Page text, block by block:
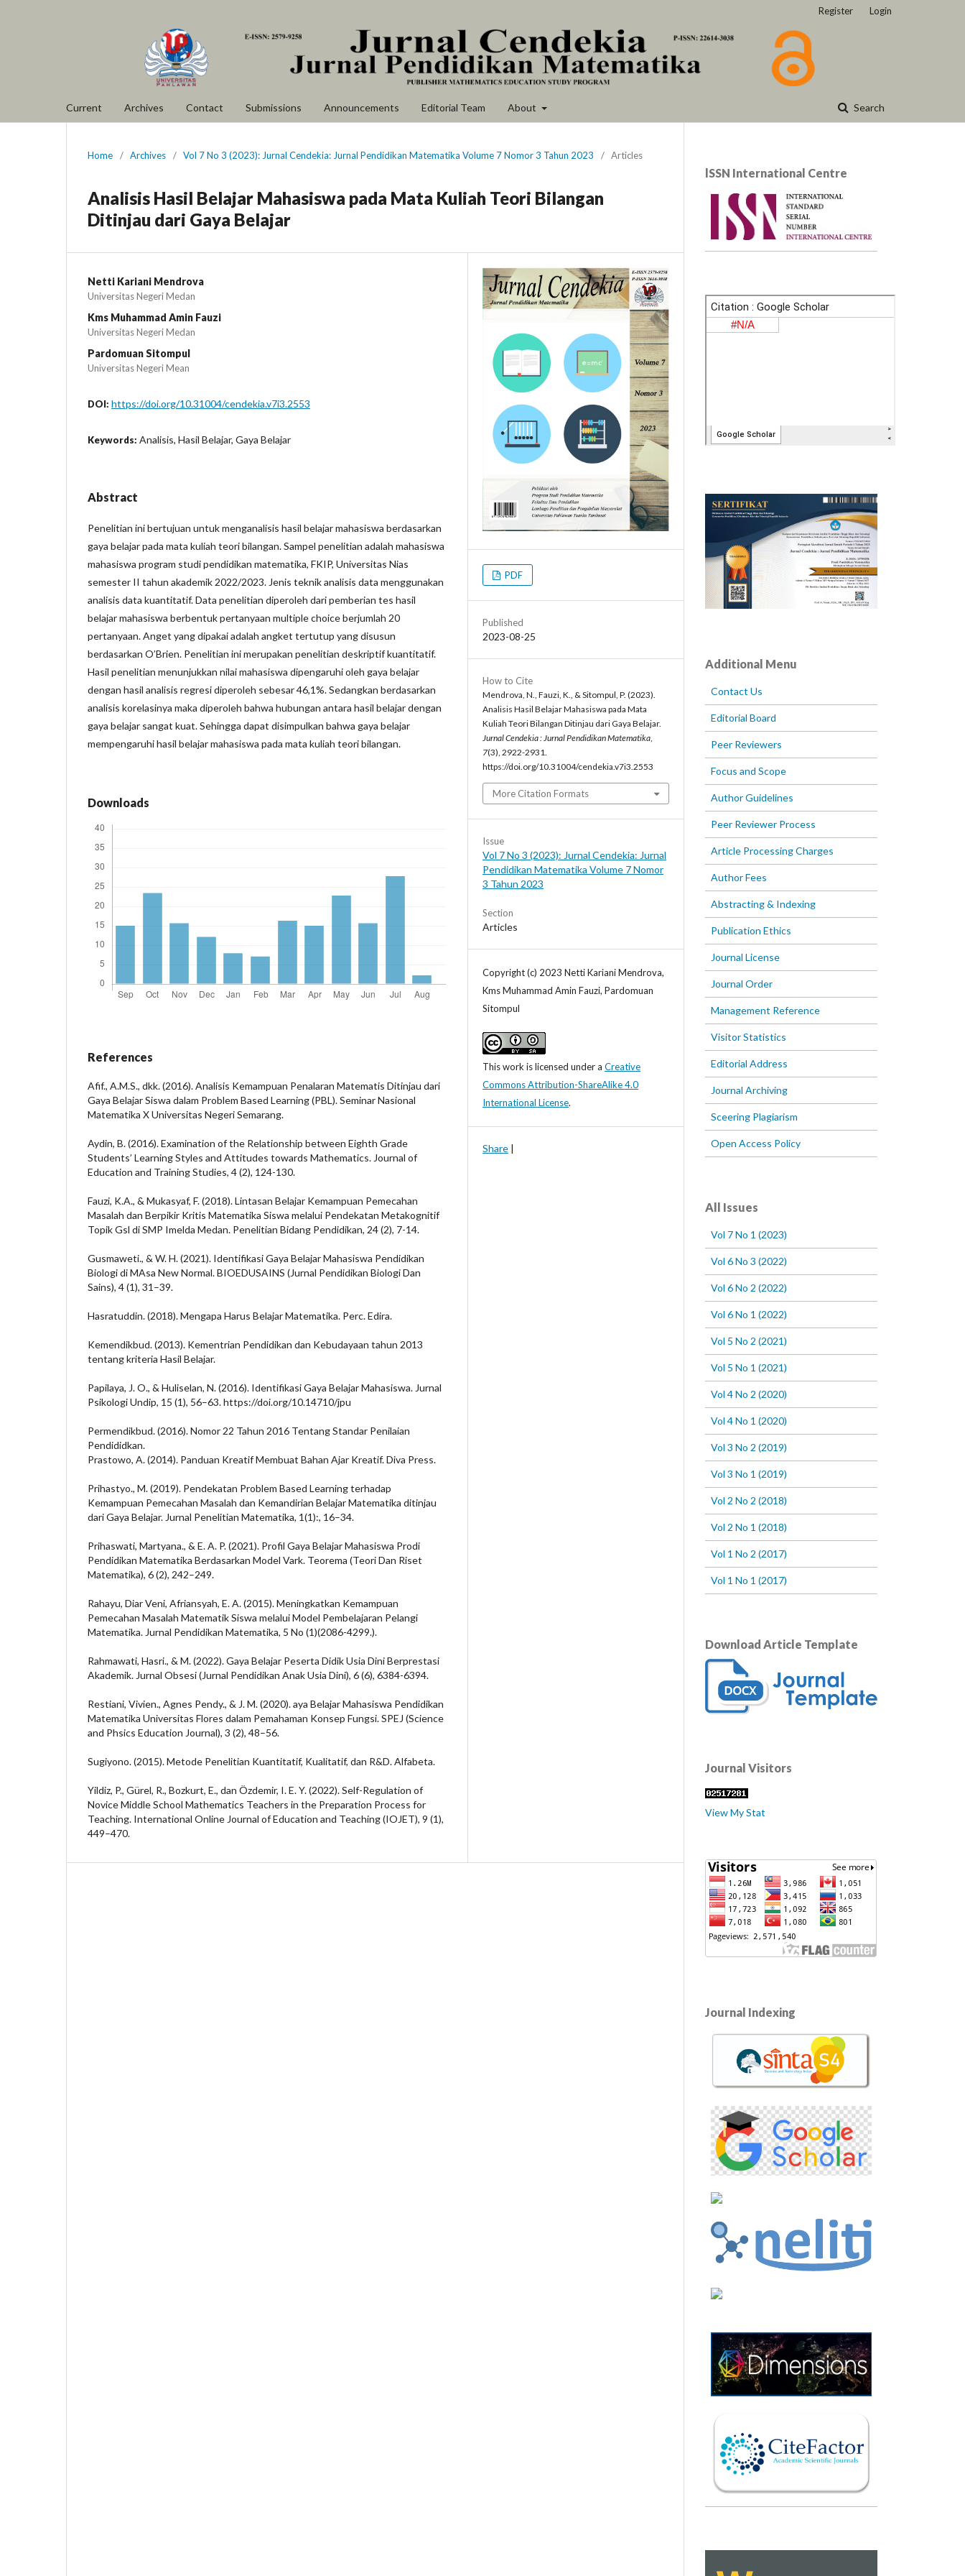
Current Archives Contact Submissions Announcements Editorial Team About Search
Register Login
Home / Archives / Vol 7 No 3 (2023): Jurnal Cendekia: Jurnal Pendidikan Matematika Volume 7 Nomor 3 Tahun 2023 / Articles
Analisis Hasil Belajar Mahasiswa pada Mata Kuliah Teori Bilangan
Ditinjau dari Gaya Belajar
Netti Kariani Mendrova
Universitas Negeri Medan
Kms Muhammad Amin Fauzi
Universitas Negeri Medan
Pardomuan Sitompul
Universitas Negeri Mean
DOI: https://doi.org/10.31004/cendekia.v7i3.2553
Keywords: Analisis, Hasil Belajar, Gaya Belajar
Abstract
Penelitian ini bertujuan untuk menganalisis hasil belajar mahasiswa berdasarkan
gaya belajar pada mata kuliah teori bilangan. Sampel penelitian adalah mahasiswa
mahasiswa program studi pendidikan matematika, FKIP, Universitas Nias
semester II tahun akademik 2022/2023. Jenis teknik analisis data menggunakan
analisis data kuantitatif. Data penelitian diperoleh dari pemberian tes hasil
belajar mahasiswa berbentuk pertanyaan multiple choice berjumlah 20
pertanyaan. Anget yang dipakai adalah angket tertutup yang disusun
berdasarkan O’Brien. Penelitian ini merupakan penelitian deskriptif kuantitatif.
Hasil penelitian menunjukkan nilai mahasiswa dipengaruhi oleh gaya belajar
dengan hasil analisis regresi diperoleh sebesar 46,1%. Sedangkan berdasarkan
analisis korelasinya maka diperoleh bahwa hubungan antara hasil belajar dengan
gaya belajar sangat kuat. Sehingga dapat disimpulkan bahwa gaya belajar
mempengaruhi hasil belajar mahasiswa pada mata kuliah teori bilangan.
Downloads
References
Afif., A.M.S., dkk. (2016). Analisis Kemampuan Penalaran Matematis Ditinjau dari
Gaya Belajar Siswa dalam Problem Based Learning (PBL). Seminar Nasional
Matematika X Universitas Negeri Semarang.
Aydin, B. (2016). Examination of the Relationship between Eighth Grade
Students’ Learning Styles and Attitudes towards Mathematics. Journal of
Education and Training Studies, 4 (2), 124-130.
Fauzi, K.A., & Mukasyaf, F. (2018). Lintasan Belajar Kemampuan Pemecahan
Masalah dan Berpikir Kritis Matematika Siswa melalui Pendekatan Metakognitif
Topik Gsl di SMP Imelda Medan. Penelitian Bidang Pendidikan, 24 (2), 7-14.
Gusmaweti., & W. H. (2021). Identifikasi Gaya Belajar Mahasiswa Pendidikan
Biologi di MAsa New Normal. BIOEDUSAINS (Jurnal Pendidikan Biologi Dan
Sains), 4 (1), 31–39.
Hasratuddin. (2018). Mengapa Harus Belajar Matematika. Perc. Edira.
Kemendikbud. (2013). Kementrian Pendidikan dan Kebudayaan tahun 2013
tentang kriteria Hasil Belajar.
Papilaya, J. O., & Huliselan, N. (2016). Identifikasi Gaya Belajar Mahasiswa. Jurnal
Psikologi Undip, 15 (1), 56–63. https://doi.org/10.14710/jpu
Permendikbud. (2016). Nomor 22 Tahun 2016 Tentang Standar Penilaian
Pendididkan.
Prastowo, A. (2014). Panduan Kreatif Membuat Bahan Ajar Kreatif. Diva Press.
Prihastyo., M. (2019). Pendekatan Problem Based Learning terhadap
Kemampuan Pemecahan Masalah dan Kemandirian Belajar Matematika ditinjau
dari Gaya Belajar. Jurnal Penelitian Matematika, 1(1):, 16–34.
Prihaswati, Martyana., & E. A. P. (2021). Profil Gaya Belajar Mahasiswa Prodi
Pendidikan Matematika Berdasarkan Model Vark. Teorema (Teori Dan Riset
Matematika), 6 (2), 242–249.
Rahayu, Diar Veni, Afriansyah, E. A. (2015). Meningkatkan Kemampuan
Pemecahan Masalah Matematik Siswa melalui Model Pembelajaran Pelangi
Matematika. Jurnal Pendidikan Matematika, 5 No (1)(2086-4299.).
Rahmawati, Hasri., & M. (2022). Gaya Belajar Peserta Didik Usia Dini Berprestasi
Akademik. Jurnal Obsesi (Jurnal Pendidikan Anak Usia Dini), 6 (6), 6384-6394.
Restiani, Vivien., Agnes Pendy., & J. M. (2020). aya Belajar Mahasiswa Pendidikan
Matematika Universitas Flores dalam Pemahaman Konsep Fungsi. SPEJ (Science
and Phsics Education Journal), 3 (2), 48–56.
Sugiyono. (2015). Metode Penelitian Kuantitatif, Kualitatif, dan R&D. Alfabeta.
Yildiz, P., Gürel, R., Bozkurt, E., dan Özdemir, I. E. Y. (2022). Self-Regulation of
Novice Middle School Mathematics Teachers in the Preparation Process for
Teaching. International Online Journal of Education and Teaching (IOJET), 9 (1),
449–470.
PDF
Published
2023-08-25
How to Cite
Mendrova, N., Fauzi, K., & Sitompul, P. (2023).
Analisis Hasil Belajar Mahasiswa pada Mata
Kuliah Teori Bilangan Ditinjau dari Gaya Belajar.
Jurnal Cendekia : Jurnal Pendidikan Matematika,
7(3), 2922-2931.
https://doi.org/10.31004/cendekia.v7i3.2553
More Citation Formats
Issue
Vol 7 No 3 (2023): Jurnal Cendekia: Jurnal
Pendidikan Matematika Volume 7 Nomor
3 Tahun 2023
Section
Articles
Copyright (c) 2023 Netti Kariani Mendrova,
Kms Muhammad Amin Fauzi, Pardomuan
Sitompul
This work is licensed under a Creative
Commons Attribution-ShareAlike 4.0
International License.
Share |
lSSN International Centre
Additional Menu
Contact Us
Editorial Board
Peer Reviewers
Focus and Scope
Author Guidelines
Peer Reviewer Process
Article Processing Charges
Author Fees
Abstracting & Indexing
Publication Ethics
Journal License
Journal Order
Management Reference
Visitor Statistics
Editorial Address
Journal Archiving
Sceering Plagiarism
Open Access Policy
All Issues
Vol 7 No 1 (2023)
Vol 6 No 3 (2022)
Vol 6 No 2 (2022)
Vol 6 No 1 (2022)
Vol 5 No 2 (2021)
Vol 5 No 1 (2021)
Vol 4 No 2 (2020)
Vol 4 No 1 (2020)
Vol 3 No 2 (2019)
Vol 3 No 1 (2019)
Vol 2 No 2 (2018)
Vol 2 No 1 (2018)
Vol 1 No 2 (2017)
Vol 1 No 1 (2017)
Download Article Template
Journal Visitors
View My Stat
Journal Indexing